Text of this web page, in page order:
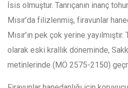
İsis olmuştur. Tanrıçanın inanç
Mısır’da filizlenmiş, firavunlar
Mısır’ın pek çok yerine
olarak eski krallık döneminde,
metinlerinde (MÖ 2575-2150)